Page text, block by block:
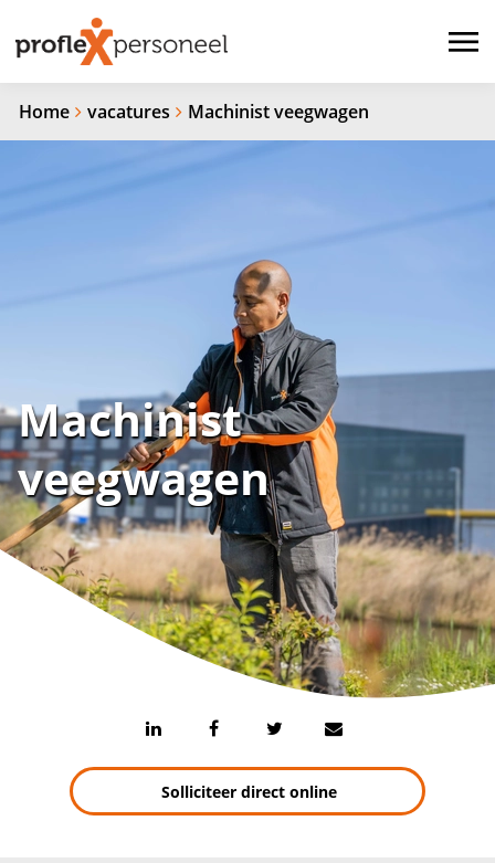
Home vacatures Machinist veegwagen
Machinist
veegwagen
Solliciteer direct online